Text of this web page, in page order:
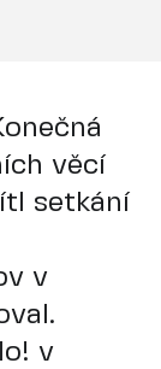
věcí
setkání
v
v